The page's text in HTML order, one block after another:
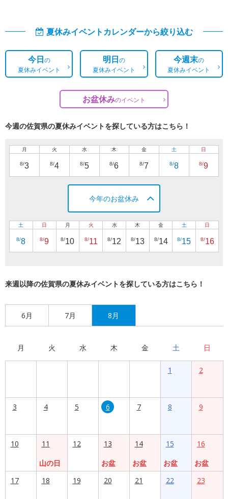
夏休みイベントカレンダーから絞り込む
今日の
夏休みイベント
明日の
夏休みイベント
今週末の
夏休みイベント
お盆休みのイベント
今週の佐賀県の夏休みイベントを探している方はこちら！
月
8/3
火
8/4
水
8/5
木
8/6
金
8/7
土
8/8
日
8/9
今年のお盆休み
土
8/8
日
8/9
月
8/10
火
8/11
水
8/12
木
8/13
金
8/14
土
8/15
日
8/16
来週以降の佐賀県の夏休みイベントを探している方はこちら！
6月 7月 8月
月 火 水 木 金 土 日
1 2
3 4 5 6 7 8 9
10
11
山の日
12
13
お盆
14
お盆
15
お盆
16
お盆
17
18 19 20 21 22 23